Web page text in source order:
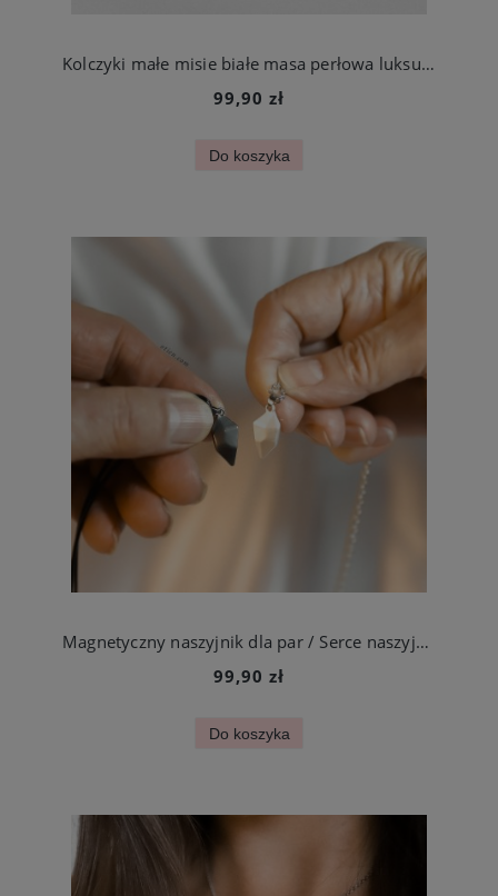
Kolczyki małe misie białe masa perłowa luksusowe ze stali chirurgicznej
99,90 zł
Do koszyka
Magnetyczny naszyjnik dla par / Serce naszyjnik z magnesem
99,90 zł
Do koszyka